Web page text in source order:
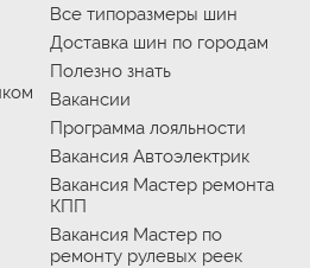
Все типоразмеры шин
Доставка шин по городам
Полезно знать
Вакансии
Программа лояльности
Вакансия Автоэлектрик
Вакансия Мастер ремонта
КПП
Вакансия Мастер по
ремонту рулевых реек